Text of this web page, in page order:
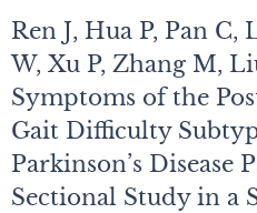
Ren J, Hua P, Pan
W, Xu P, Zhang M,
Symptoms of the
Gait Difficulty
Parkinson’s Disease
Sectional Study in a